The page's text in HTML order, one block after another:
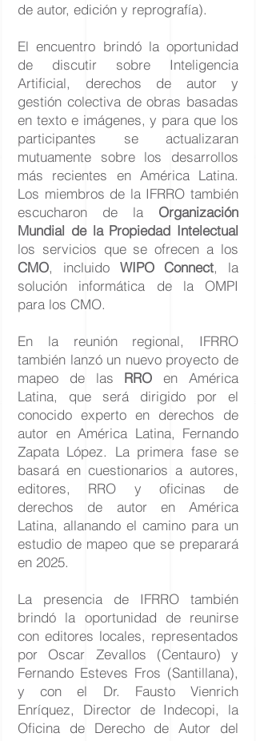
de autor, edición y reprografía).
El encuentro brindó la oportunidad
de discutir sobre Inteligencia
Artificial, derechos de autor y
gestión colectiva de obras basadas
en texto e imágenes, y para que los
participantes se actualizaran
mutuamente sobre los desarrollos
más recientes en América Latina.
Los miembros de la IFRRO también
escucharon de la Organización
Mundial de la Propiedad Intelectual
los servicios que se ofrecen a los
CMO, incluido WIPO Connect, la
solución informática de la OMPI
para los CMO.
En la reunión regional, IFRRO
también lanzó un nuevo proyecto de
mapeo de las RRO en América
Latina, que será dirigido por el
conocido experto en derechos de
autor en América Latina, Fernando
Zapata López. La primera fase se
basará en cuestionarios a autores,
editores, RRO y oficinas de
derechos de autor en América
Latina, allanando el camino para un
estudio de mapeo que se preparará
en 2025.
La presencia de IFRRO también
brindó la oportunidad de reunirse
con editores locales, representados
por Oscar Zevallos (Centauro) y
Fernando Esteves Fros (Santillana),
y con el Dr. Fausto Vienrich
Enríquez, Director de Indecopi, la
Oficina de Derecho de Autor del